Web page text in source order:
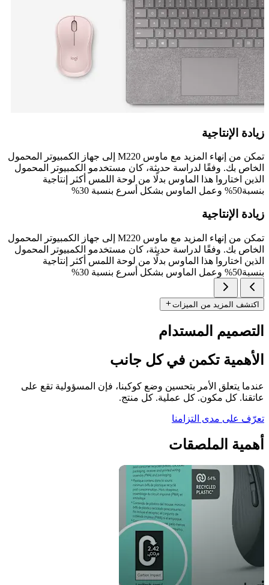
زيادة الإنتاجية
تمكن من إنهاء المزيد مع ماوس M220 إلى جهاز الكمبيوتر المحمول
الخاص بك. وفقًا لدراسة حديثة، كان مستخدمو الكمبيوتر المحمول
الذين اختاروا هذا الماوس بدلًا من لوحة اللمس أكثر إنتاجية
بنسبة50% وعمل الماوس بشكل أسرع بنسبة 30%
زيادة الإنتاجية
تمكن من إنهاء المزيد مع ماوس M220 إلى جهاز الكمبيوتر المحمول
الخاص بك. وفقًا لدراسة حديثة، كان مستخدمو الكمبيوتر المحمول
الذين اختاروا هذا الماوس بدلًا من لوحة اللمس أكثر إنتاجية
بنسبة50% وعمل الماوس بشكل أسرع بنسبة 30%
اكتشف المزيد من الميزات
التصميم المستدام
الأهمية تكمن في كل جانب
عندما يتعلق الأمر بتحسين وضع كوكبنا، فإن المسؤولية تقع على
عاتقنا. كل مكون. كل عملية. كل منتج.
تعرّف على مدى التزامنا
أهمية الملصقات